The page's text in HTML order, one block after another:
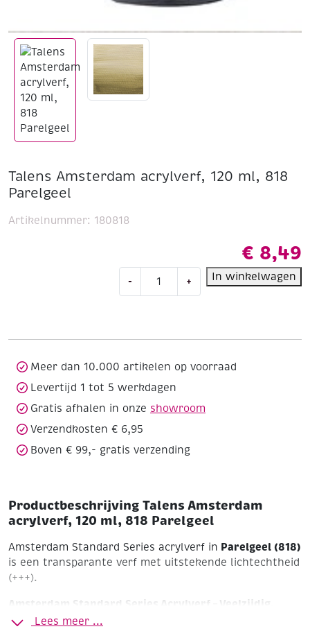
Talens Amsterdam acrylverf, 120 ml, 818
Parelgeel
€ 8,49
-
Amsterdam
Parelgeel
+ In winkelwagen
Artikelnummer: 180818
Meer dan 10.000 artikelen op voorraad
Levertijd 1 tot 5 werkdagen
Gratis afhalen in onze showroom
Verzendkosten € 6,95
Boven € 99,- gratis verzending
Productbeschrijving Talens Amsterdam
acrylverf, 120 ml, 818 Parelgeel
Amsterdam Standard Series acrylverf in Parelgeel (818)
is een transparante verf met uitstekende lichtechtheid
(+++).
Amsterdam Standard Series Acrylverf – Veelzijdig,
Krachtig en Betrouwbaar
Lees meer ...